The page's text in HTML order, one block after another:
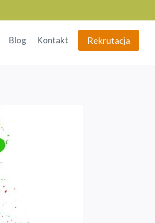
Blog Kontakt Rekrutacja